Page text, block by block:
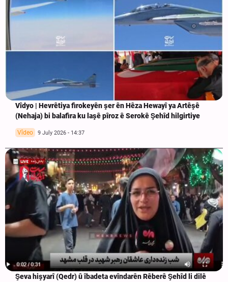
Vîdyo | Hevrêtiya firokeyên şer ên Hêza Hewayî ya Artêşê
(Nehaja) bi balafira ku laşê pîroz ê Serokê Şehîd hilgirtiye
Vîdeo 9 July 2026 - 14:37
Şeva hişyarî (Qedr) û îbadeta evîndarên Rêberê Şehîd li dilê